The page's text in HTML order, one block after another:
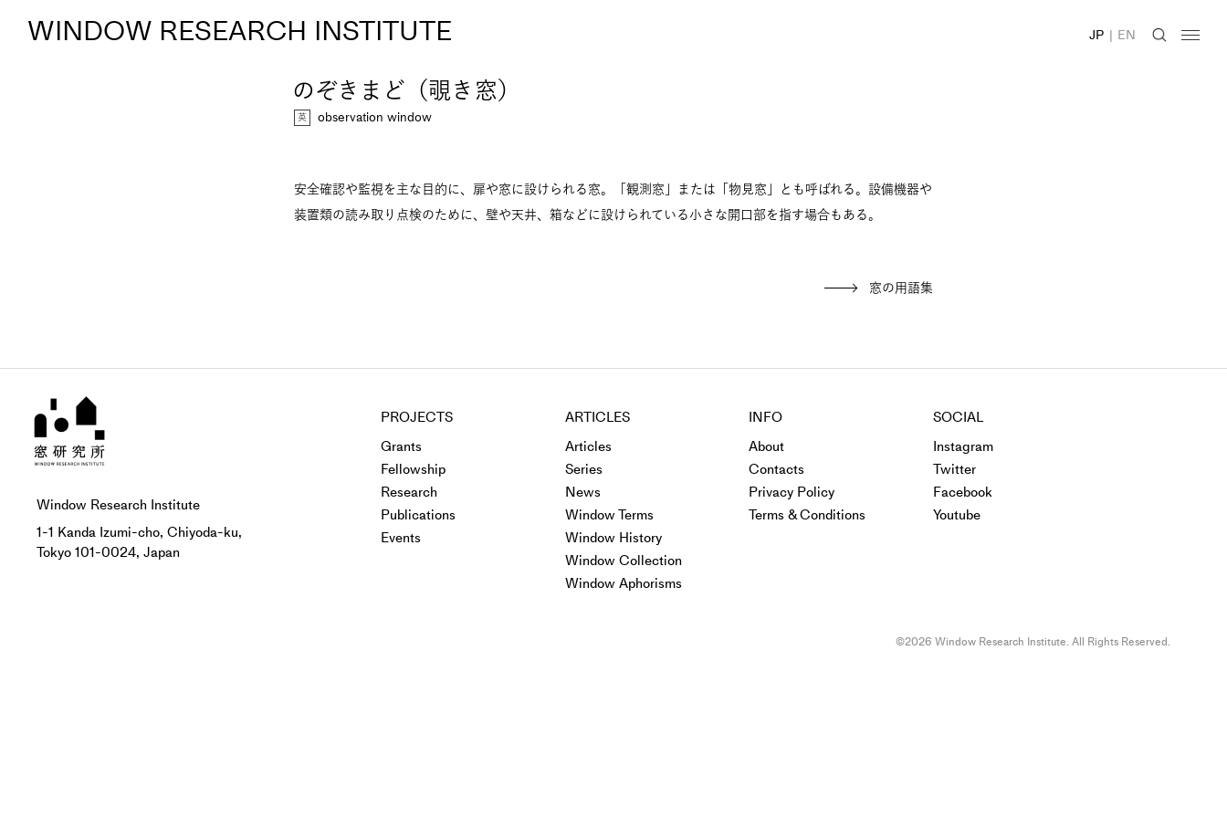
WINDOW RESEARCH INSTITUTE JP | EN
のぞきまど（覗き窓）
observation window
安全確認や監視を主な目的に、扉や窓に設けられる窓。「観測窓」または「物見窓」とも呼ばれる。設備機器や
装置類の読み取り点検のために、壁や天井、箱などに設けられている小さな開口部を指す場合もある。
窓の用語集
Window Research Institute
1-1 Kanda Izumi-cho, Chiyoda-ku,
Tokyo 101-0024, Japan
PROJECTS
Grants
Fellowship
Research
Publications
Events
ARTICLES
Articles
Series
News
Window Terms
Window History
Window Collection
Window Aphorisms
INFO
About
Contacts
Privacy Policy
Terms & Conditions
SOCIAL
Instagram
Twitter
Facebook
Youtube
©2026 Window Research Institute. All Rights Reserved.